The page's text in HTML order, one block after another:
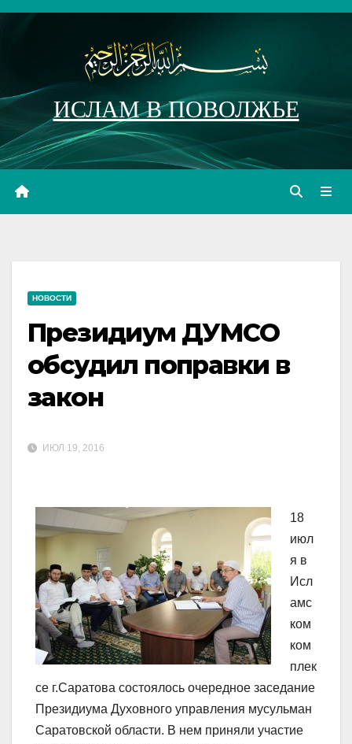
Перейти
ИСЛАМ В ПОВОЛЖЬЕ
НОВОСТИ
Президиум ДУМСО
обсудил поправки в
закон
ИЮЛ 19, 2016
18
июл
я в
Исл
амс
ком
ком
плек
се г.Саратова состоялось очередное заседание
Президиума Духовного управления мусульман
Саратовской области. В нем приняли участие